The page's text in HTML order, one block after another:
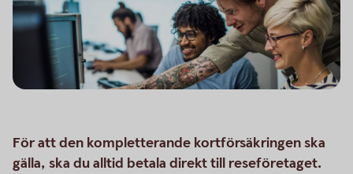
För att den kompletterande kortförsäkringen ska
gälla, ska du alltid betala direkt till reseföretaget.